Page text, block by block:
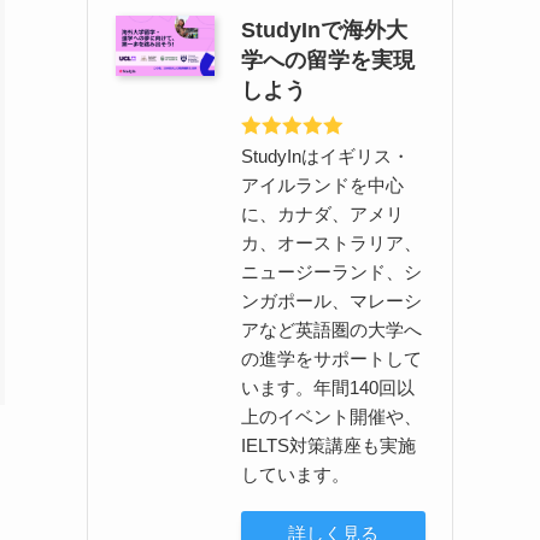
StudyInで海外大
学への留学を実現
しよう
StudyInはイギリス・
アイルランドを中心
に、カナダ、アメリ
カ、オーストラリア、
ニュージーランド、シ
ンガポール、マレーシ
アなど英語圏の大学へ
の進学をサポートして
います。年間140回以
上のイベント開催や、
IELTS対策講座も実施
しています。
詳しく見る